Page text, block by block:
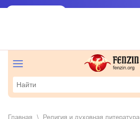
Главная религия и духовная литература